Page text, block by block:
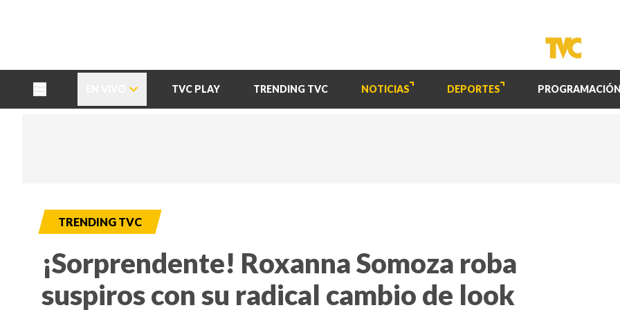
TVC PLAY TRENDING TVC NOTICIAS DEPORTES PROGRAMACIÓN
TRENDING TVC
¡Sorprendente! Roxanna Somoza roba
suspiros con su radical cambio de look